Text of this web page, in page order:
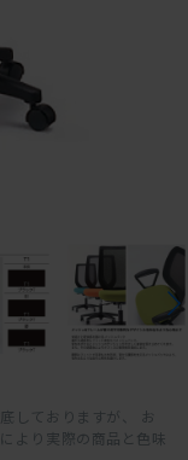
しておりますが、 お
より実際の商品と色味